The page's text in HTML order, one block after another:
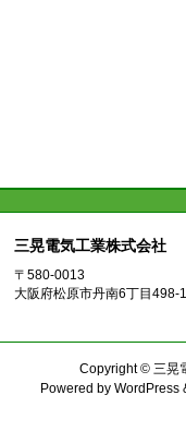
三晃電気工業株式会社
〒580-0013
大阪府松原市丹南6丁目498-1
Copyright © 三晃
Powered byWordPress